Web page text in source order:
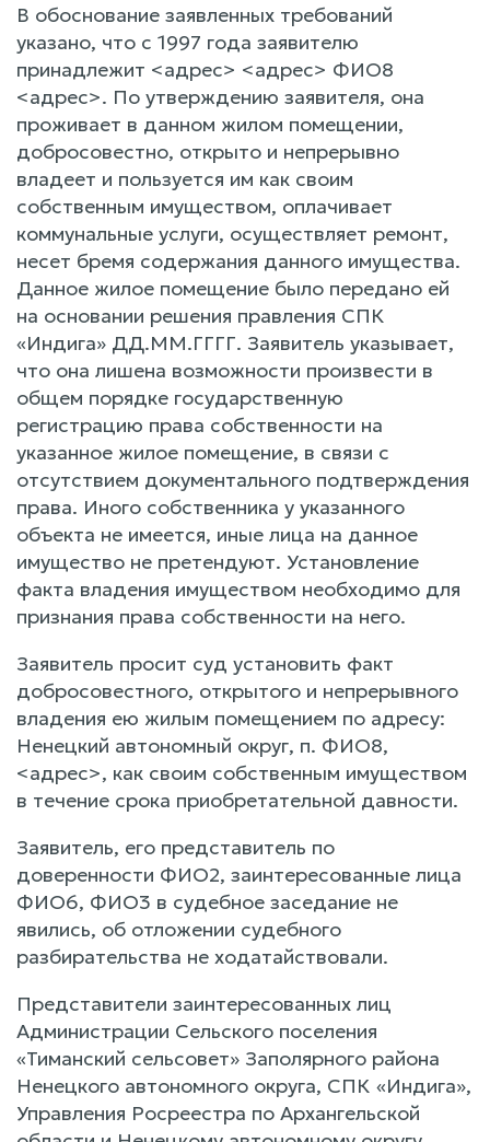
В обоснование заявленных требований
указано, что с 1997 года заявителю
принадлежит <адрес> <адрес> ФИО8
<адрес>. По утверждению заявителя, она
проживает в данном жилом помещении,
добросовестно, открыто и непрерывно
владеет и пользуется им как своим
собственным имуществом, оплачивает
коммунальные услуги, осуществляет ремонт,
несет бремя содержания данного имущества.
Данное жилое помещение было передано ей
на основании решения правления СПК
«Индига» ДД.ММ.ГГГГ. Заявитель указывает,
что она лишена возможности произвести в
общем порядке государственную
регистрацию права собственности на
указанное жилое помещение, в связи с
отсутствием документального подтверждения
права. Иного собственника у указанного
объекта не имеется, иные лица на данное
имущество не претендуют. Установление
факта владения имуществом необходимо для
признания права собственности на него.
Заявитель просит суд установить факт
добросовестного, открытого и непрерывного
владения ею жилым помещением по адресу:
Ненецкий автономный округ, п. ФИО8,
<адрес>, как своим собственным имуществом
в течение срока приобретательной давности.
Заявитель, его представитель по
доверенности ФИО2, заинтересованные лица
ФИО6, ФИО3 в судебное заседание не
явились, об отложении судебного
разбирательства не ходатайствовали.
Представители заинтересованных лиц
Администрации Сельского поселения
«Тиманский сельсовет» Заполярного района
Ненецкого автономного округа, СПК «Индига»,
Управления Росреестра по Архангельской